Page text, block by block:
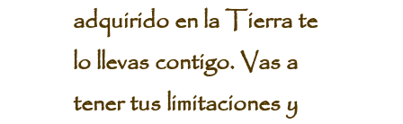
adquirido en la Tierra te
lo llevas contigo. Vas a
tener tus limitaciones y